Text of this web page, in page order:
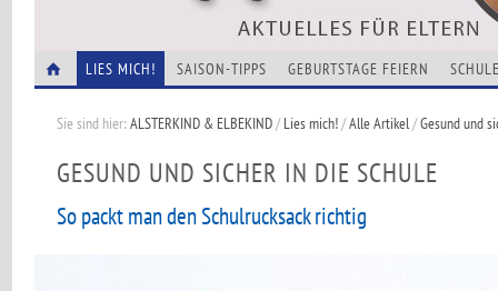
LIES MICH! SAISON-TIPPS GEBURTSTAGE FEIERN
Sie sind hier:ALSTERKIND & ELBEKIND/Lies mich!/Alle Artikel/Gesund und
GESUND UND SICHER IN DIE SCHULE
So packt man den Schulrucksack richtig